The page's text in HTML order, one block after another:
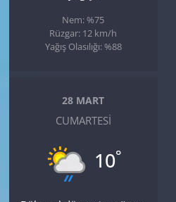
Nem: %75
Rüzgar: 12 km/h
Yağış Olasılığı: %88
28 MART
CUMARTESI
10°